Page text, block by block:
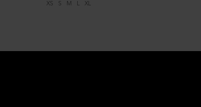
XS S M L XL